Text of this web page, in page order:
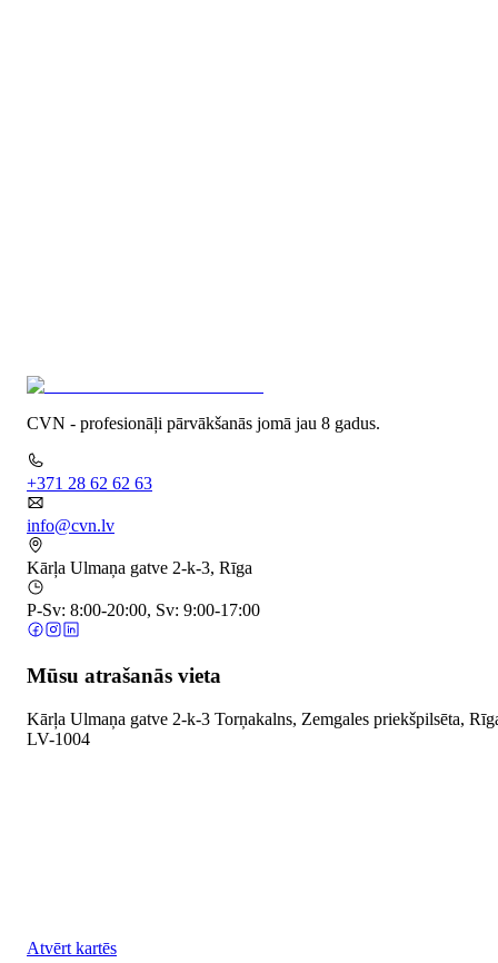
Apskatīt
CVN - profesionāļi pārvākšanās jomā jau 8 gadus.
+371 28 62 62 63
info@cvn.lv
Kārļa Ulmaņa gatve 2-k-3, Rīga
P-Sv: 8:00-20:00, Sv: 9:00-17:00
Mūsu atrašanās vieta
Kārļa Ulmaņa gatve 2-k-3 Torņakalns, Zemgales priekšpilsēta,
LV-1004
Atvērt kartēs